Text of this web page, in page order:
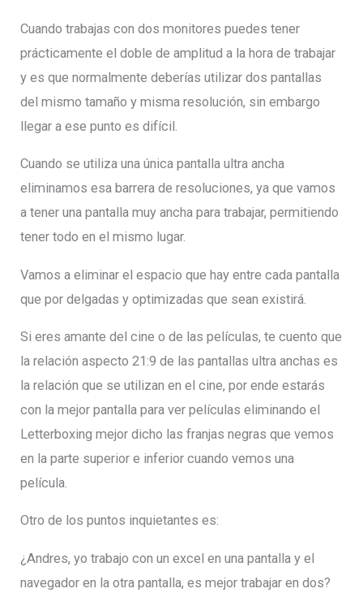
Cuando trabajas con dos monitores puedes tener
prácticamente el doble de amplitud a la hora de trabajar
y es que normalmente deberías utilizar dos pantallas
del mismo tamaño y misma resolución, sin embargo
llegar a ese punto es difícil.
Cuando se utiliza una única pantalla ultra ancha
eliminamos esa barrera de resoluciones, ya que vamos
a tener una pantalla muy ancha para trabajar, permitiendo
tener todo en el mismo lugar.
Vamos a eliminar el espacio que hay entre cada pantalla
que por delgadas y optimizadas que sean existirá.
Si eres amante del cine o de las películas, te cuento que
la relación aspecto 21:9 de las pantallas ultra anchas es
la relación que se utilizan en el cine, por ende estarás
con la mejor pantalla para ver películas eliminando el
Letterboxing mejor dicho las franjas negras que vemos
en la parte superior e inferior cuando vemos una
película.
Otro de los puntos inquietantes es:
¿Andres, yo trabajo con un excel en una pantalla y el
navegador en la otra pantalla, es mejor trabajar en dos?